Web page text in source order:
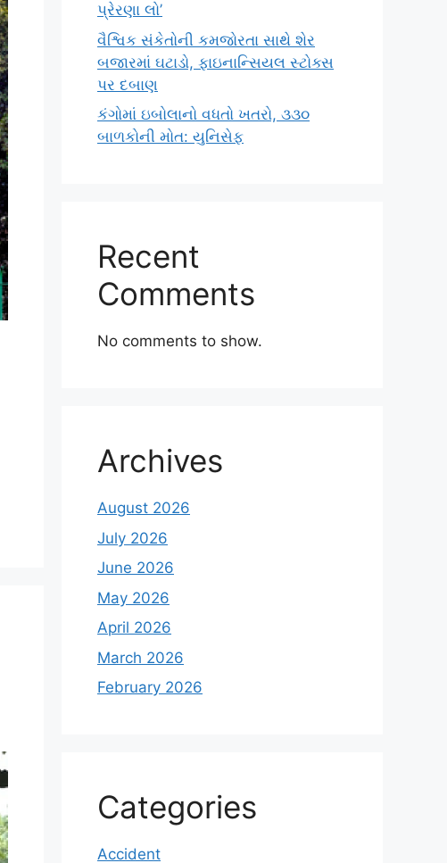
પ્રેરણા લો’
વૈશ્વિક સંકેતોની કમજોરતા સાથે શેર
બજારમાં ઘટાડો, ફાઇનાન્સિયલ સ્ટોક્સ
પર દબાણ
કંગોમાં ઇબોલાનો વધતો ખતરો, ૩૩૦
બાળકોની મોત: યુનિસેફ
Recent
Comments
No comments to show.
Archives
August 2026
July 2026
June 2026
May 2026
April 2026
March 2026
February 2026
Categories
Accident